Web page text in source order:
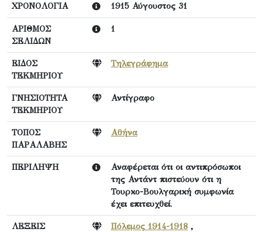
ΧΡΟΝΟΛΟΓΙΑ 1915 Αύγουστος 31
ΑΡΙΘΜΟΣ
ΣΕΛΙΔΩΝ
1
ΕΙΔΟΣ
ΤΕΚΜΗΡΙΟΥ
Τηλεγράφημα
ΓΝΗΣΙΟΤΗΤΑ
ΤΕΚΜΗΡΙΟΥ
Αντίγραφο
ΤΟΠΟΣ
ΠΑΡΑΛΑΒΗΣ
Αθήνα
ΠΕΡΙΛΗΨΗ
Αναφέρεται ότι οι αντιπρόσωποι
της Αντάντ πιστεύουν ότι η
Τουρκο-Βουλγαρική συμφωνία
έχει επιτευχθεί.
ΛΕΞΕΙΣ
Πόλεμος 1914-1918 ,